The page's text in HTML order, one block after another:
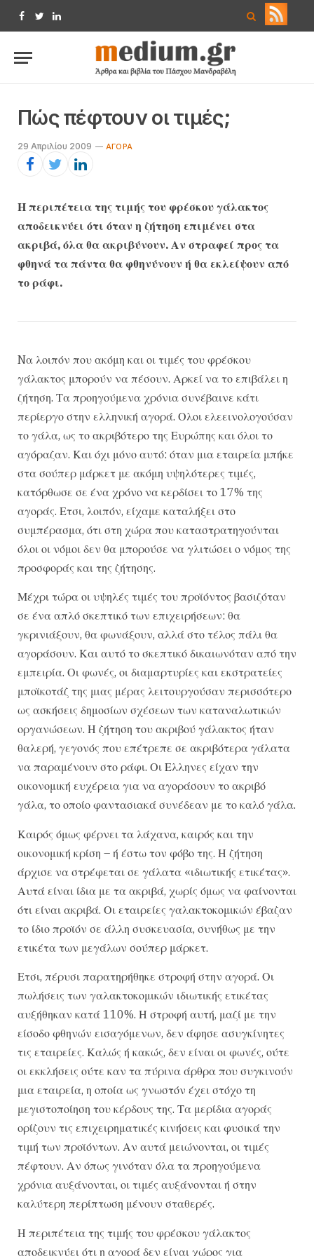
Facebook
TwitterLinkedIn
Πώς πέφτουν οι τιμές;
29 Απριλίου 2009 ΑΓΟΡΆ
Η περιπέτεια της τιμής του φρέσκου γάλακτος
αποδεικνύει ότι όταν η ζήτηση επιμένει στα
ακριβά, όλα θα ακριβύνουν. Αν στραφεί προς τα
φθηνά τα πάντα θα φθηνύνουν ή θα εκλείψουν από
το ράφι.
Nα λοιπόν που ακόμη και οι τιμές του φρέσκου
γάλακτος μπορούν να πέσουν. Αρκεί να το επιβάλει η
ζήτηση. Τα προηγούμενα χρόνια συνέβαινε κάτι
περίεργο στην ελληνική αγορά. Ολοι ελεεινολογούσαν
το γάλα, ως το ακριβότερο της Ευρώπης και όλοι το
αγόραζαν. Και όχι μόνο αυτό: όταν μια εταιρεία μπήκε
στα σούπερ μάρκετ με ακόμη υψηλότερες τιμές,
κατόρθωσε σε ένα χρόνο να κερδίσει το 17% της
αγοράς. Ετσι, λοιπόν, είχαμε καταλήξει στο
συμπέρασμα, ότι στη χώρα που καταστρατηγούνται
όλοι οι νόμοι δεν θα μπορούσε να γλιτώσει ο νόμος της
προσφοράς και της ζήτησης.
Μέχρι τώρα οι υψηλές τιμές του προϊόντος βασιζόταν
σε ένα απλό σκεπτικό των επιχειρήσεων: θα
γκρινιάξουν, θα φωνάξουν, αλλά στο τέλος πάλι θα
αγοράσουν. Και αυτό το σκεπτικό δικαιωνόταν από την
εμπειρία. Οι φωνές, οι διαμαρτυρίες και εκστρατείες
μποϊκοτάζ της μιας μέρας λειτουργούσαν περισσότερο
ως ασκήσεις δημοσίων σχέσεων των καταναλωτικών
οργανώσεων. Η ζήτηση του ακριβού γάλακτος ήταν
θαλερή, γεγονός που επέτρεπε σε ακριβότερα γάλατα
να παραμένουν στο ράφι. Οι Ελληνες είχαν την
οικονομική ευχέρεια για να αγοράσουν το ακριβό
γάλα, το οποίο φαντασιακά συνέδεαν με το καλό γάλα.
Καιρός όμως φέρνει τα λάχανα, καιρός και την
οικονομική κρίση – ή έστω τον φόβο της. Η ζήτηση
άρχισε να στρέφεται σε γάλατα «ιδιωτικής ετικέτας».
Αυτά είναι ίδια με τα ακριβά, χωρίς όμως να φαίνονται
ότι είναι ακριβά. Οι εταιρείες γαλακτοκομικών έβαζαν
το ίδιο προϊόν σε άλλη συσκευασία, συνήθως με την
ετικέτα των μεγάλων σούπερ μάρκετ.
Ετσι, πέρυσι παρατηρήθηκε στροφή στην αγορά. Οι
πωλήσεις των γαλακτοκομικών ιδιωτικής ετικέτας
αυξήθηκαν κατά 110%. Η στροφή αυτή, μαζί με την
είσοδο φθηνών εισαγόμενων, δεν άφησε ασυγκίνητες
τις εταιρείες. Καλώς ή κακώς, δεν είναι οι φωνές, ούτε
οι εκκλήσεις ούτε καν τα πύρινα άρθρα που συγκινούν
μια εταιρεία, η οποία ως γνωστόν έχει στόχο τη
μεγιστοποίηση του κέρδους της. Τα μερίδια αγοράς
ορίζουν τις επιχειρηματικές κινήσεις και φυσικά την
τιμή των προϊόντων. Αν αυτά μειώνονται, οι τιμές
πέφτουν. Αν όπως γινόταν όλα τα προηγούμενα
χρόνια αυξάνονται, οι τιμές αυξάνονται ή στην
καλύτερη περίπτωση μένουν σταθερές.
Η περιπέτεια της τιμής του φρέσκου γάλακτος
αποδεικνύει ότι η αγορά δεν είναι χώρος για